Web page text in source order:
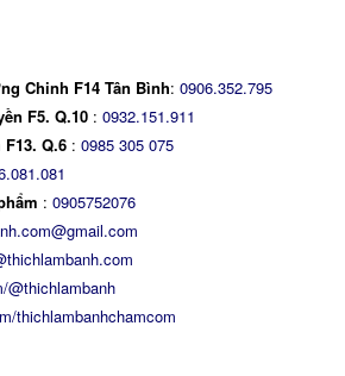
Chinh F14 Tân Bình: 0906.352.795
F5. Q.10 : 0932.151.911
Q.6 : 0985 305 075
: 0905752076
@thichlambanh
thichlambanhchamcom